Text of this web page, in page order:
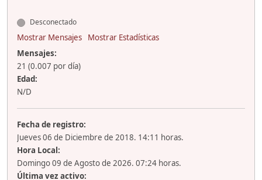
Desconectado
Mostrar Mensajes
Mostrar Estadísticas
Mensajes:
21 (0.007 por día)
Edad:
N/D
Fecha de registro:
Jueves 06 de Diciembre de 2018. 14:11 horas.
Hora Local:
Domingo 09 de Agosto de 2026. 07:24 horas.
Última vez activo: